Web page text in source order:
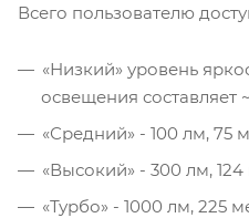
Всего пользователю
«Низкий» уровень
освещения составляет
«Средний» - 100 лм, 75
«Высокий» - 300 лм, 124
«Турбо» - 1000 лм, 225